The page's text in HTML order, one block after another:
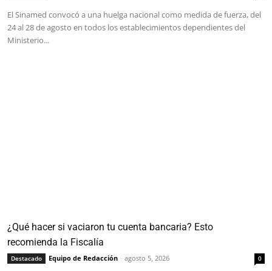
El Sinamed convocó a una huelga nacional como medida de fuerza, del
24 al 28 de agosto en todos los establecimientos dependientes del
Ministerio...
¿Qué hacer si vaciaron tu cuenta bancaria? Esto
recomienda la Fiscalía
Destacado Equipo de Redacción - agosto 5, 2026 0